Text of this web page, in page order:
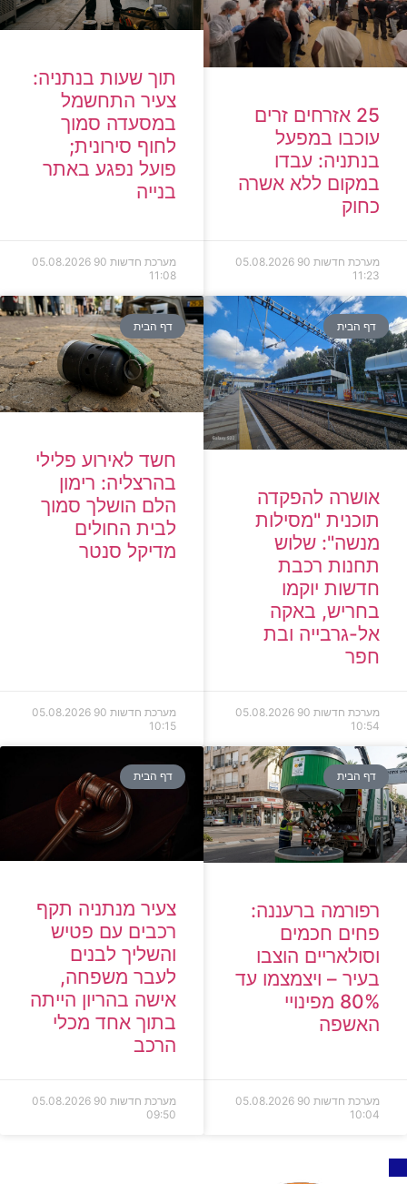
25 אזרחים זרים
עוכבו במפעל
בנתניה: עבדו
במקום ללא אשרה
כחוק
מערכת חדשות 90
05.08.2026
11:23
תוך שעות בנתניה:
צעיר התחשמל
במסעדה סמוך
לחוף סירונית;
פועל נפגע באתר
בנייה
מערכת חדשות 90
05.08.2026
11:08
דף הבית
אושרה להפקדה
תוכנית "מסילות
מנשה": שלוש
תחנות רכבת
חדשות יוקמו
בחריש, באקה
אל-גרבייה ובת
חפר
מערכת חדשות 90
05.08.2026
10:54
דף הבית
חשד לאירוע פלילי
בהרצליה: רימון
הלם הושלך סמוך
לבית החולים
מדיקל סנטר
מערכת חדשות 90
05.08.2026
10:15
דף הבית
רפורמה ברעננה:
פחים חכמים
וסולאריים הוצבו
בעיר – ויצמצמו עד
80% מפינויי
האשפה
מערכת חדשות 90
05.08.2026
10:04
דף הבית
צעיר מנתניה תקף
רכבים עם פטיש
והשליך לבנים
לעבר משפחה,
אישה בהריון הייתה
בתוך אחד מכלי
הרכב
מערכת חדשות 90
05.08.2026
09:50